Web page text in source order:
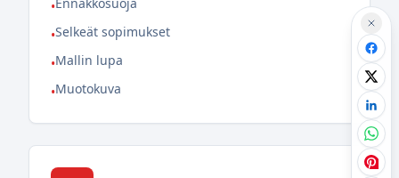
•
•Selkeät sopimukset
•Mallin lupa
•Muotokuva